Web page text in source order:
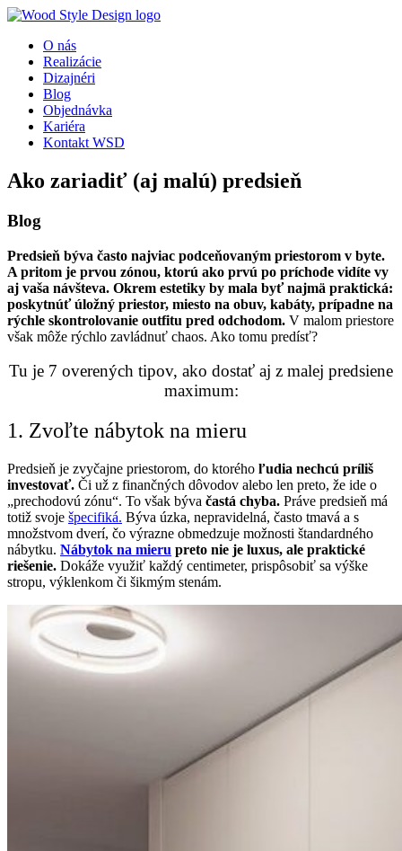
O nás
Realizácie
Dizajnéri
Blog
Objednávka
Kariéra
Kontakt WSD
Ako zariadiť (aj malú) predsieň
Blog
Predsieň býva často najviac podceňovaným priestorom v byte.
A pritom je prvou zónou, ktorú ako prvú po príchode vidíte vy
aj vaša návšteva. Okrem estetiky by mala byť najmä praktická:
poskytnúť úložný priestor, miesto na obuv, kabáty, prípadne na
rýchle skontrolovanie outfitu pred odchodom. V malom priestore
však môže rýchlo zavládnuť chaos. Ako tomu predísť?
Tu je 7 overených tipov, ako dostať aj z malej predsiene
maximum:
1. Zvoľte nábytok na mieru
Predsieň je zvyčajne priestorom, do ktorého ľudia nechcú príliš
investovať. Či už z finančných dôvodov alebo len preto, že ide o
„prechodovú zónu“. To však býva častá chyba. Práve predsieň má
totiž svoje špecifiká. Býva úzka, nepravidelná, často tmavá a s
množstvom dverí, čo výrazne obmedzuje možnosti štandardného
nábytku. Nábytok na mieru preto nie je luxus, ale praktické
riešenie. Dokáže využiť každý centimeter, prispôsobiť sa výške
stropu, výklenkom či šikmým stenám.